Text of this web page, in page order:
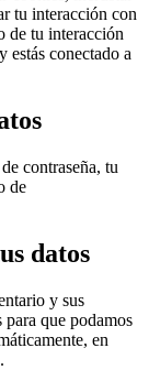
tu interacción con
de tu interacción
estás conectado a
contraseña, tu
de
datos
y sus
para que podamos
en